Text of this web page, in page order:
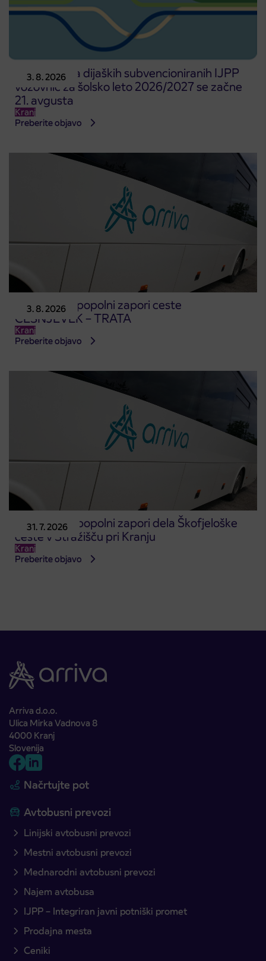
3. 8. 2026
Predprodaja dijaških subvencioniranih IJPP
vozovnic za šolsko leto 2026/2027 se začne
21. avgusta
Kranj
Preberite objavo
3. 8. 2026
Obvestilo o popolni zapori ceste
ČEŠNJEVEK – TRATA
Kranj
Preberite objavo
31. 7. 2026
Obvestilo o popolni zapori dela Škofjeloške
ceste v Stražišču pri Kranju
Kranj
Preberite objavo
Arriva d.o.o.
Ulica Mirka Vadnova 8
4000 Kranj
Slovenija
Načrtujte pot
Avtobusni prevozi
Linijski avtobusni prevozi
Mestni avtobusni prevozi
Mednarodni avtobusni prevozi
Najem avtobusa
IJPP – Integriran javni potniški promet
Prodajna mesta
Ceniki